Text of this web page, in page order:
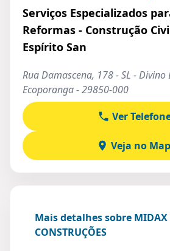
Serviços Especializados
Reformas - Construção
Espírito San
Rua Damascena, 178 - SL - Divino
Ecoporanga - 29850-000
Ver
Veja no
Mais detalhes sobre MIDAX
CONSTRUÇÕES